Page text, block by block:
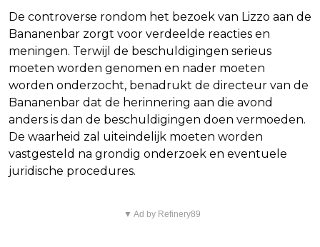
De controverse rondom het bezoek van Lizzo aan de
Bananenbar zorgt voor verdeelde reacties en
meningen. Terwijl de beschuldigingen serieus
moeten worden genomen en nader moeten
worden onderzocht, benadrukt de directeur van de
Bananenbar dat de herinnering aan die avond
anders is dan de beschuldigingen doen vermoeden.
De waarheid zal uiteindelijk moeten worden
vastgesteld na grondig onderzoek en eventuele
juridische procedures.
▼ Ad by Refinery89